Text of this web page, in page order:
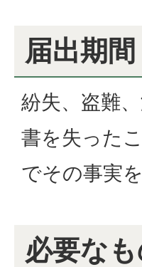
届出期間
紛失、盗難
書を失った
でその事実
必要な